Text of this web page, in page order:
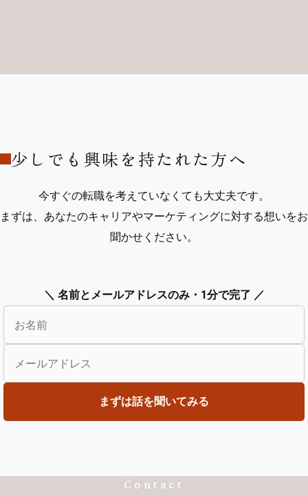
少しでも興味を持たれた方へ
今すぐの転職を考えていなくても大丈夫です。
まずは、あなたのキャリアやマーケティングに対する想いをお
聞かせください。
＼ 名前とメールアドレスのみ・1分で完了 ／
Contact